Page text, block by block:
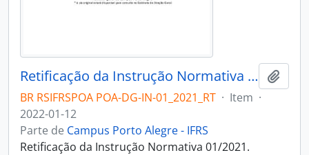
Retificação da Instrução Normativa 01/2021
BR RSIFRSPOA POA-DG-IN-01_2021_RT · Item ·
2022-01-12
Parte de Campus Porto Alegre - IFRS
Retificação da Instrução Normativa 01/2021.